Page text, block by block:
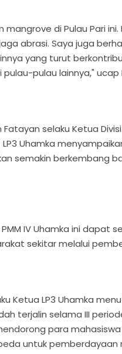
di Pulau Pari
abrasi. Saya juga
yang turut
pulau-pulau lainnya," ucap
selaku Ketua
Uhamka
semakin berkembang
IV Uhamka ini dapat
sekitar melalui
Ketua LP3 Uhamka
terjalin selama III
para
untuk pemberdayaan